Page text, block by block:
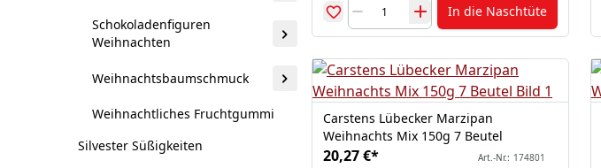
Schokoladenfiguren
Weihnachten
Weihnachtsbaumschmuck
Weihnachtliches Fruchtgummi
Silvester Süßigkeiten
In die Naschtüte
Carstens Lübecker Marzipan
Weihnachts Mix 150g 7 Beutel
20,27 €* Art.-Nr.: 174801